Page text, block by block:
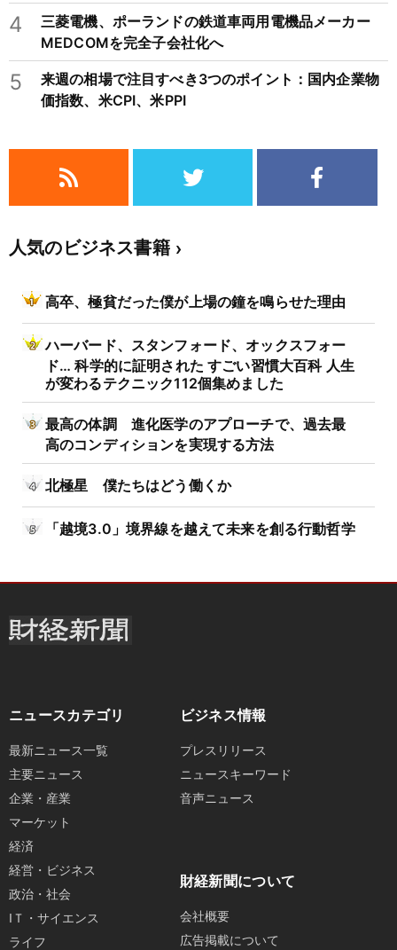
4
三菱電機、ポーランドの鉄道車両用電機品メーカー
MEDCOMを完全子会社化へ
5
来週の相場で注目すべき3つのポイント：国内企業物
価指数、米CPI、米PPI
人気のビジネス書籍
高卒、極貧だった僕が上場の鐘を鳴らせた理由
ハーバード、スタンフォード、オックスフォー
ド… 科学的に証明された すごい習慣大百科 人生
が変わるテクニック112個集めました
最高の体調 進化医学のアプローチで、過去最
高のコンディションを実現する方法
北極星 僕たちはどう働くか
「越境3.0」境界線を越えて未来を創る行動哲学
ニュースカテゴリ
最新ニュース一覧
主要ニュース
企業・産業
マーケット
経済
経営・ビジネス
政治・社会
IＴ・サイエンス
ライフ
ビジネス情報
プレスリリース
ニュースキーワード
音声ニュース
財経新聞について
会社概要
広告掲載について